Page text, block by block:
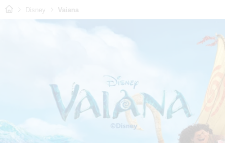
Disney Vaiana